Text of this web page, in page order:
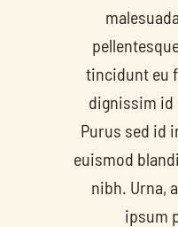
tincidunt eu
dignissim
Purus sed id
euismod
nibh. Urna,
ipsum